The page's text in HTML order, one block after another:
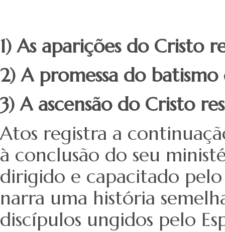
1) As aparições do Cristo
2) A promessa do
3) A ascensão do Cristo
Atos registra a
à conclusão do seu
dirigido e capacitado
narra uma história
discípulos ungidos pelo